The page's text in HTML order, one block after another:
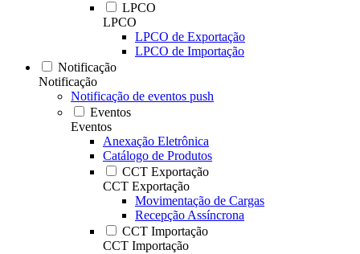
LPCO
LPCO
LPCO de Exportação
LPCO de Importação
Notificação
Notificação
Notificação de eventos push
Eventos
Eventos
Anexação Eletrônica
Catálogo de Produtos
CCT Exportação
CCT Exportação
Movimentação de Cargas
Recepção Assíncrona
CCT Importação
CCT Importação